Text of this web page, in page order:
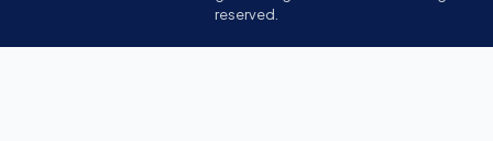
reserved.